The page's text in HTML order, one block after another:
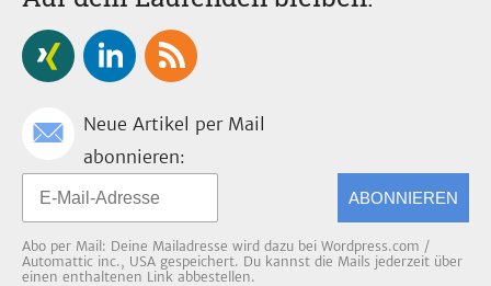
Neue Artikel per Mail
abonnieren:
ABONNIEREN
Abo per Mail: Deine Mailadresse wird dazu bei Wordpress.com /
Automattic inc., USA gespeichert. Du kannst die Mails jederzeit über
einen enthaltenen Link abbestellen.